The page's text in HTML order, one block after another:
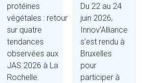
protéines
végétales : retour
sur quatre
tendances
observées aux
JAS 2026 à La
Rochelle.
Du 22 au 24
juin 2026,
Innov’Alliance
s’est rendu à
Bruxelles
pour
participer à